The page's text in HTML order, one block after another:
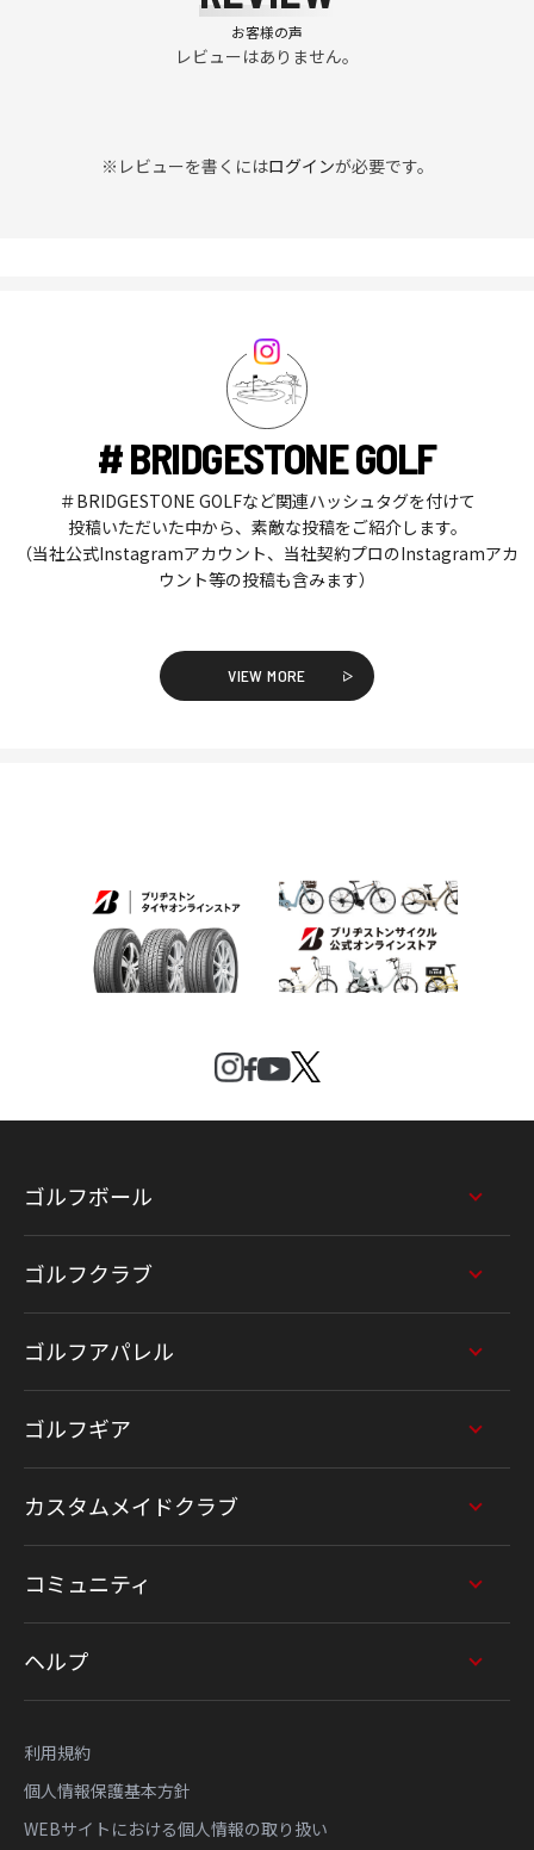
お客様の声
レビューはありません。
※レビューを書くにはログインが必要です。
# BRIDGESTONE GOLF
＃BRIDGESTONE GOLFなど関連ハッシュタグを付けて
投稿いただいた中から、素敵な投稿をご紹介します。
（当社公式Instagramアカウント、当社契約プロのInstagramアカ
ウント等の投稿も含みます）
VIEW MORE
ゴルフボール
ゴルフクラブ
ゴルフアパレル
ゴルフギア
カスタムメイドクラブ
コミュニティ
ヘルプ
利用規約
個人情報保護基本方針
WEBサイトにおける個人情報の取り扱い